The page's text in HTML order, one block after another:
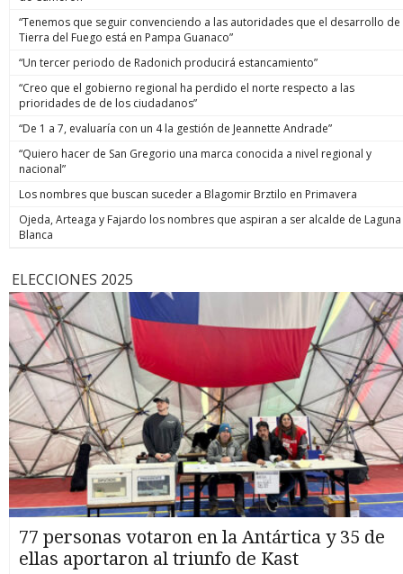
“Tenemos que seguir convenciendo a las autoridades que el desarrollo de
Tierra del Fuego está en Pampa Guanaco”
“Un tercer periodo de Radonich producirá estancamiento”
“Creo que el gobierno regional ha perdido el norte respecto a las
prioridades de de los ciudadanos”
“De 1 a 7, evaluaría con un 4 la gestión de Jeannette Andrade”
“Quiero hacer de San Gregorio una marca conocida a nivel regional y
nacional”
Los nombres que buscan suceder a Blagomir Brztilo en Primavera
Ojeda, Arteaga y Fajardo los nombres que aspiran a ser alcalde de Laguna
Blanca
ELECCIONES 2025
77 personas votaron en la Antártica y 35 de
ellas aportaron al triunfo de Kast